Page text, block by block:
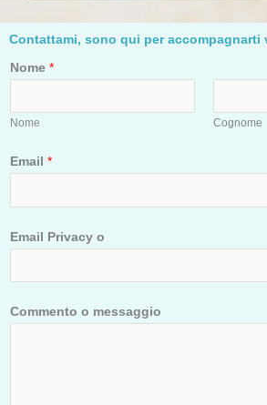
Contattami, sono qui per accompagnarti
Nome *
Nome Cognome
Email *
Email Privacy o
Commento o messaggio